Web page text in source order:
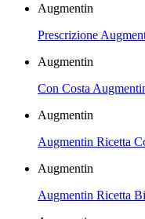
Augmentin
Prescrizione
Augmentin
Con Costa
Augmentin
Augmentin Ricetta
Augmentin
Augmentin Ricetta